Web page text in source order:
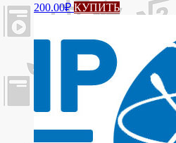
200.00₽ КУПИТЬ